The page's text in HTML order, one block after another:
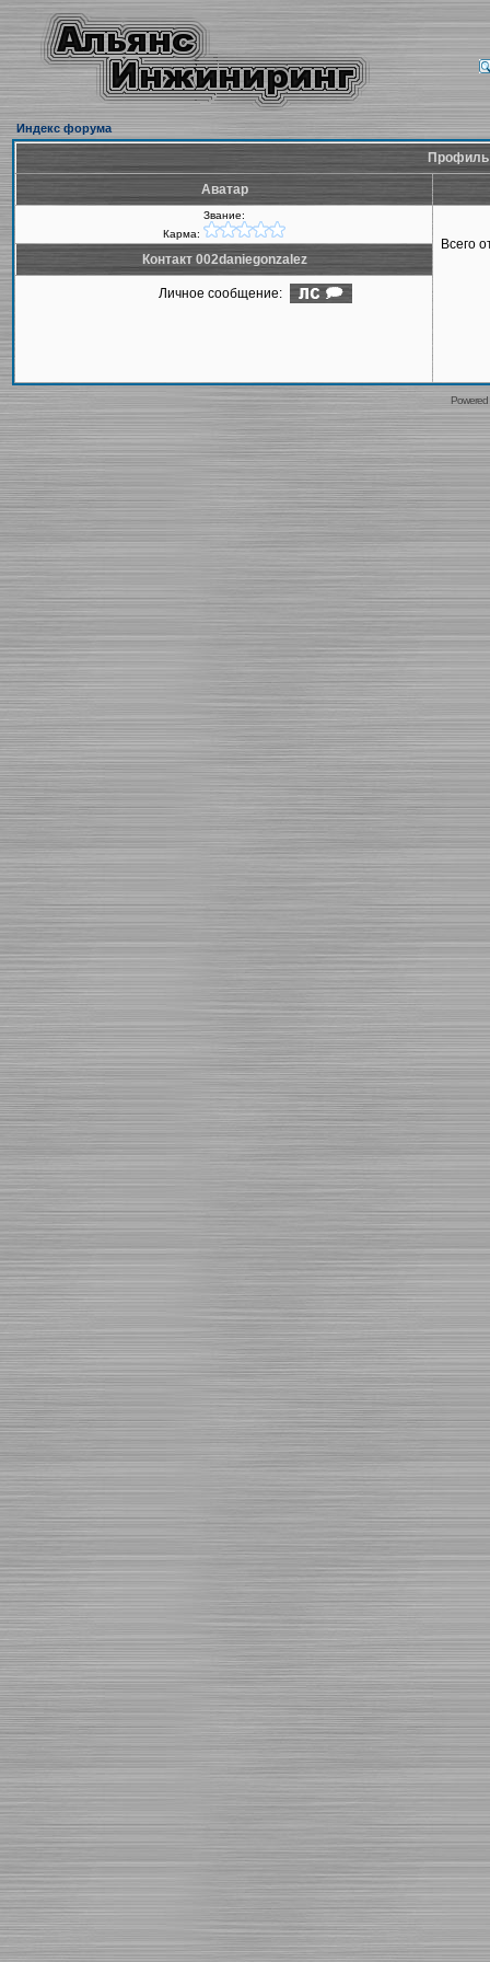
Индекс форума
Профиль
Аватар
Звание:
Карма:
Всего
Контакт 002daniegonzalez
Личное сообщение: